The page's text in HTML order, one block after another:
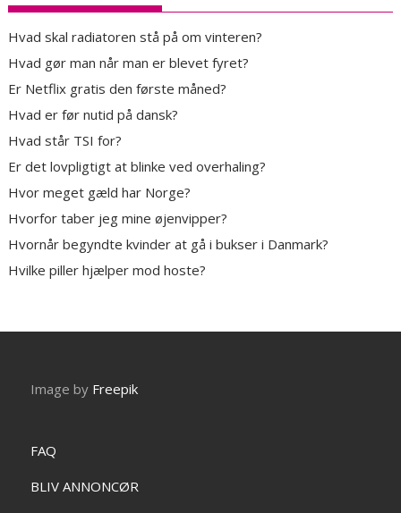
Hvad skal radiatoren stå på om vinteren?
Hvad gør man når man er blevet fyret?
Er Netflix gratis den første måned?
Hvad er før nutid på dansk?
Hvad står TSI for?
Er det lovpligtigt at blinke ved overhaling?
Hvor meget gæld har Norge?
Hvorfor taber jeg mine øjenvipper?
Hvornår begyndte kvinder at gå i bukser i Danmark?
Hvilke piller hjælper mod hoste?
Image by Freepik
FAQ
BLIV ANNONCØR